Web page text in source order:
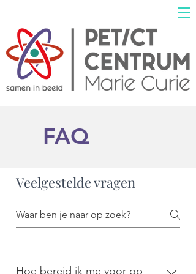
FAQ
Veelgestelde vragen
Hoe bereid ik me voor op